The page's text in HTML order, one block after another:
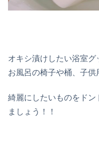
オキシ漬けしたい浴室グ
お風呂の椅子や桶、子供
綺麗にしたいものをドン
ましょう！！